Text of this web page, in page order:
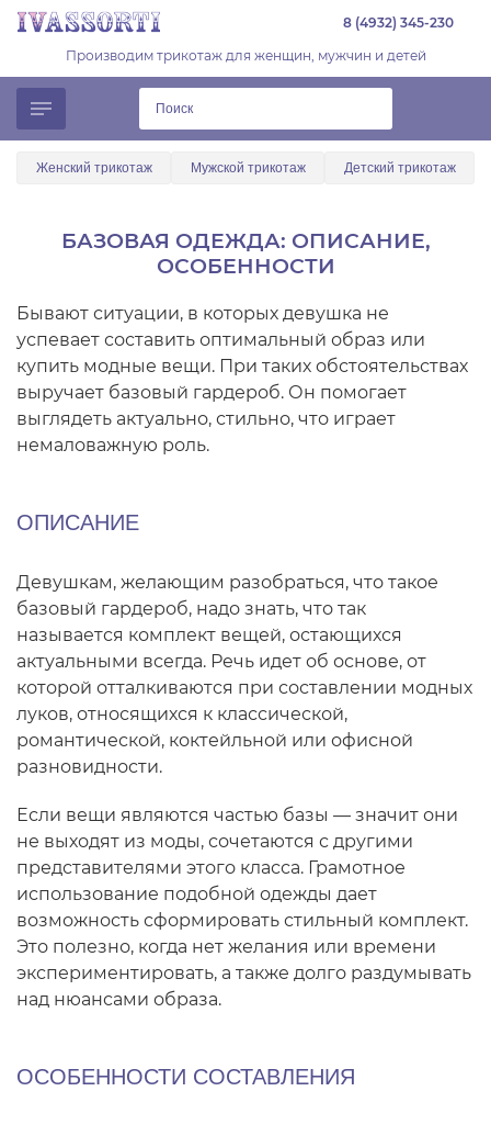
8 (4932) 345-230
Производим трикотаж для женщин, мужчин и детей
Женский трикотаж Мужской трикотаж Детский трикотаж
БАЗОВАЯ ОДЕЖДА: ОПИСАНИЕ,
ОСОБЕННОСТИ
Бывают ситуации, в которых девушка не
успевает составить оптимальный образ или
купить модные вещи. При таких обстоятельствах
выручает базовый гардероб. Он помогает
выглядеть актуально, стильно, что играет
немаловажную роль.
ОПИСАНИЕ
Девушкам, желающим разобраться, что такое
базовый гардероб, надо знать, что так
называется комплект вещей, остающихся
актуальными всегда. Речь идет об основе, от
которой отталкиваются при составлении модных
луков, относящихся к классической,
романтической, коктейльной или офисной
разновидности.
Если вещи являются частью базы — значит они
не выходят из моды, сочетаются с другими
представителями этого класса. Грамотное
использование подобной одежды дает
возможность сформировать стильный комплект.
Это полезно, когда нет желания или времени
экспериментировать, а также долго раздумывать
над нюансами образа.
ОСОБЕННОСТИ СОСТАВЛЕНИЯ